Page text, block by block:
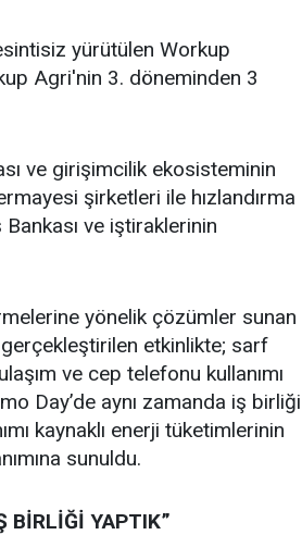
yürütülen Workup
Agri'nin 3. döneminden 3
ve girişimcilik ekosisteminin
şirketleri ile hızlandırma
Bankası ve iştiraklerinin
yönelik çözümler sunan
etkinlikte; sarf
ve cep telefonu kullanımı
Day’de aynı zamanda iş birliği
kaynaklı enerji tüketimlerinin
sunuldu.
BİRLİĞİ YAPTIK”